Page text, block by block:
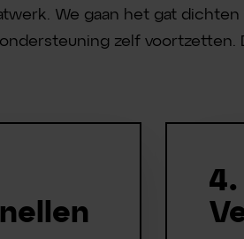
We gaan het gat
zelf voortzetten.
4.